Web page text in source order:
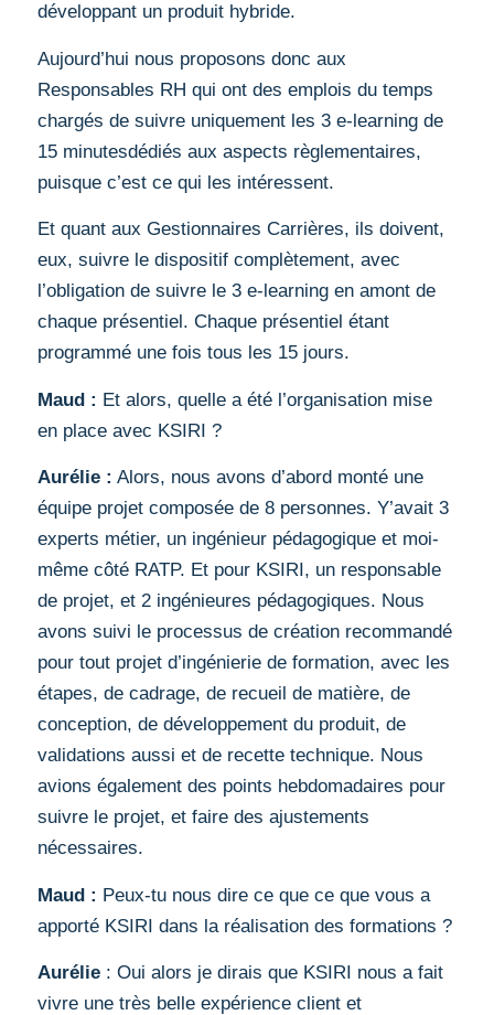
développant un produit hybride.
Aujourd’hui nous proposons donc aux
Responsables RH qui ont des emplois du temps
chargés de suivre uniquement les 3 e-learning de
15 minutesdédiés aux aspects règlementaires,
puisque c’est ce qui les intéressent.
Et quant aux Gestionnaires Carrières, ils doivent,
eux, suivre le dispositif complètement, avec
l’obligation de suivre le 3 e-learning en amont de
chaque présentiel. Chaque présentiel étant
programmé une fois tous les 15 jours.
Maud : Et alors, quelle a été l’organisation mise
en place avec KSIRI ?
Aurélie : Alors, nous avons d’abord monté une
équipe projet composée de 8 personnes. Y’avait 3
experts métier, un ingénieur pédagogique et moi-
même côté RATP. Et pour KSIRI, un responsable
de projet, et 2 ingénieures pédagogiques. Nous
avons suivi le processus de création recommandé
pour tout projet d’ingénierie de formation, avec les
étapes, de cadrage, de recueil de matière, de
conception, de développement du produit, de
validations aussi et de recette technique. Nous
avions également des points hebdomadaires pour
suivre le projet, et faire des ajustements
nécessaires.
Maud : Peux-tu nous dire ce que ce que vous a
apporté KSIRI dans la réalisation des formations ?
Aurélie : Oui alors je dirais que KSIRI nous a fait
vivre une très belle expérience client et